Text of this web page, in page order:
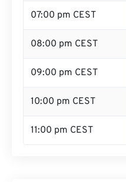
07:00 pm CEST
08:00 pm CEST
09:00 pm CEST
10:00 pm CEST
11:00 pm CEST